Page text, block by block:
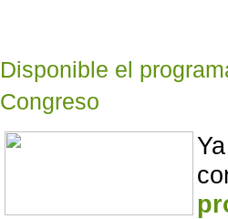
Disponible el
Congreso